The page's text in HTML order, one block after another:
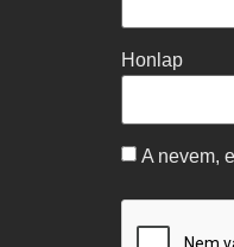
Honlap
A nevem,